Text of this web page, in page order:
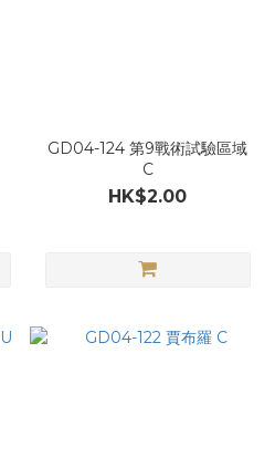
GD04-124 第9戰術試驗區域
C
HK$2.00